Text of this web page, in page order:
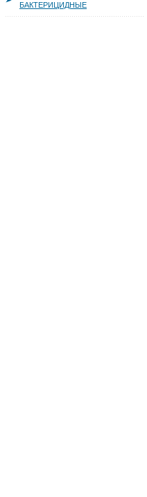
БАКТЕРИЦИДНЫЕ